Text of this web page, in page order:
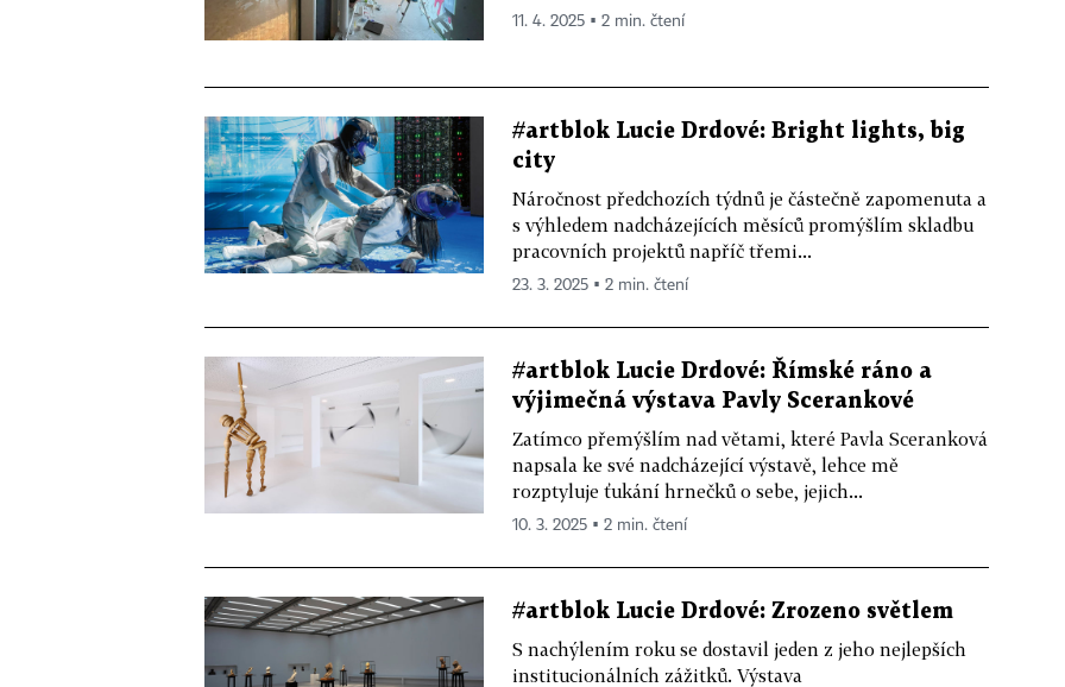
11. 4. 2025 ▪ 2 min. čtení
#artblok Lucie Drdové: Bright lights, big
city
Náročnost předchozích týdnů je částečně zapomenuta a
s výhledem nadcházejících měsíců promýšlím skladbu
pracovních projektů napříč třemi...
23. 3. 2025 ▪ 2 min. čtení
#artblok Lucie Drdové: Římské ráno a
výjimečná výstava Pavly Scerankové
Zatímco přemýšlím nad větami, které Pavla Sceranková
napsala ke své nadcházející výstavě, lehce mě
rozptyluje ťukání hrnečků o sebe, jejich...
10. 3. 2025 ▪ 2 min. čtení
#artblok Lucie Drdové: Zrozeno světlem
S nachýlením roku se dostavil jeden z jeho nejlepších
institucionálních zážitků. Výstava